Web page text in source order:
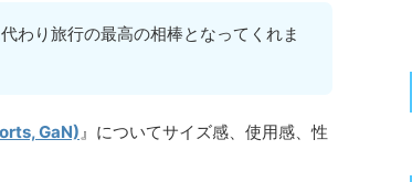
わり旅行の最高の相棒となってくれま
GaN)』についてサイズ感、使用感、性